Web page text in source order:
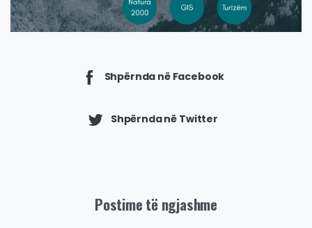
Shpërnda në Facebook
Shpërnda në Twitter
Postime të ngjashme